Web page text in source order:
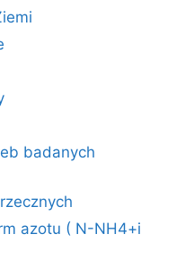
badanych
azotu ( N-NH4+i